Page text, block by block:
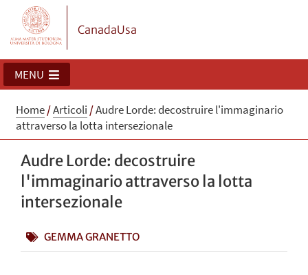
CanadaUsa
MENU
Home/Articoli /Audre Lorde: decostruire l'immaginario
attraverso la lotta intersezionale
Audre Lorde: decostruire
l'immaginario attraverso la lotta
intersezionale
GEMMA GRANETTO